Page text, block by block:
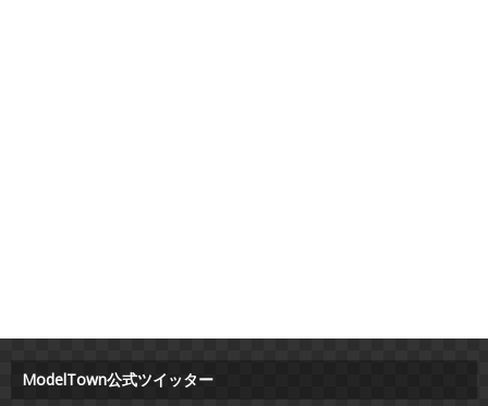
ModelTown公式ツイッター